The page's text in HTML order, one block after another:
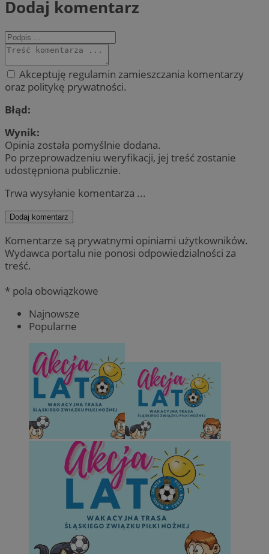
Dodaj komentarz
Akceptuję regulamin zamieszczania komentarzy
oraz politykę prywatności.
Błąd:
Wynik:
Opinia została pomyślnie dodana.
Po przeprowadzeniu weryfikacji, jej treść zostanie
udostępniona publicznie.
Trwa wysyłanie komentarza ...
Dodaj komentarz
Komentarze są prywatnymi opiniami użytkowników.
Wydawca portalu nie ponosi odpowiedzialności za
treść.
* pola obowiązkowe
Najnowsze
Popularne